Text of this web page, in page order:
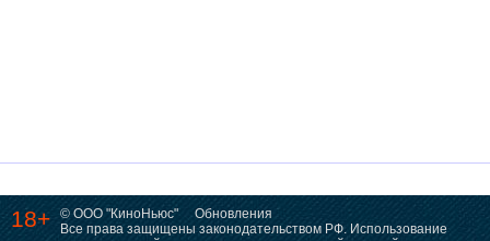
18+ © ООО "КиноНьюс"
Обновления
Все права защищены законодательством РФ. Использование